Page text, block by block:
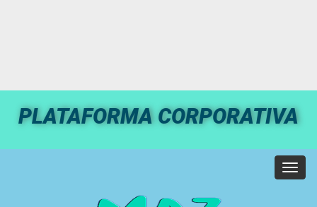
PLATAFORMA CORPORATIVA